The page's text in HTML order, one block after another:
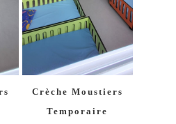
Crèche Moustiers
Temporaire